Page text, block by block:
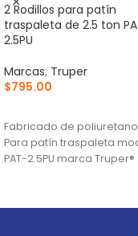
2 Rodillos para patín
traspaleta de 2.5 ton
2.5PU
Marcas, Truper
$795.00
Fabricado de poliuretano
Para patín traspaleta
PAT-2.5PU marca Truper®